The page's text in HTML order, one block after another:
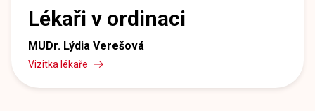
Lékaři v ordinaci
MUDr. Lýdia Verešová
Vizitka lékaře